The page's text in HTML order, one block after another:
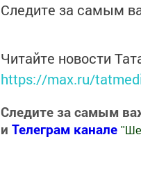
Следите за самым
Читайте новости
https://max.ru/
Следите за самым
и Телеграм канале "